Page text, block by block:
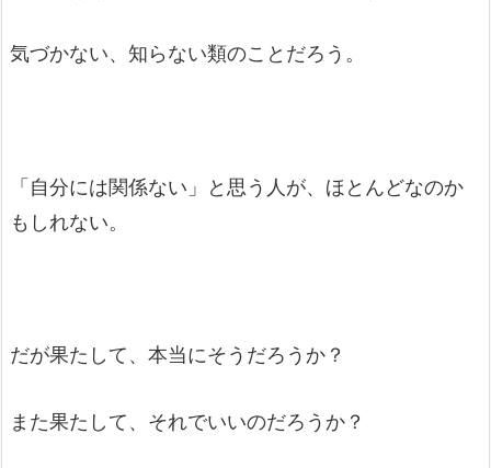
気づかない、知らない類のことだろう。
「自分には関係ない」と思う人が、ほとんどなのか
もしれない。
だが果たして、本当にそうだろうか？
また果たして、それでいいのだろうか？